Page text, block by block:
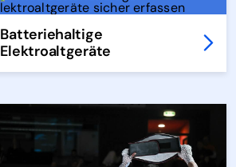
Batteriehaltige
Elektroaltgeräte